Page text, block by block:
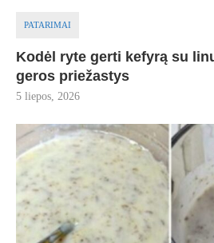
PATARIMAI
Kodėl ryte gerti kefyrą su
geros priežastys
5 liepos, 2026